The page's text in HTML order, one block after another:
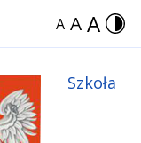
A A A
Szkoła